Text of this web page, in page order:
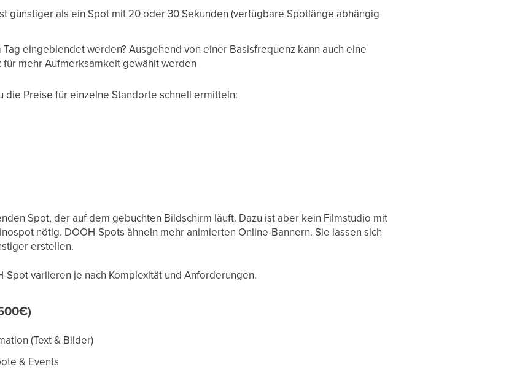
günstiger als ein Spot mit 20 oder 30 Sekunden (verfügbare Spotlänge abhängig
eingeblendet werden? Ausgehend von einer Basisfrequenz kann auch eine
mehr Aufmerksamkeit gewählt werden
die Preise für einzelne Standorte schnell ermitteln:
Spot, der auf dem gebuchten Bildschirm läuft. Dazu ist aber kein Filmstudio mit
nötig. DOOH-Spots ähneln mehr animierten Online-Bannern. Sie lassen sich
erstellen.
variieren je nach Komplexität und Anforderungen.
(Text & Bilder)
& Events